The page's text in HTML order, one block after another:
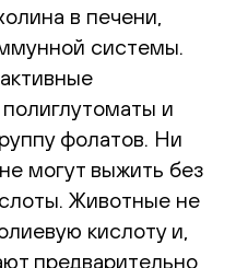
в печени,
системы.
и
фолатов. Ни
могут выжить без
Животные не
кислоту и,
предварительно